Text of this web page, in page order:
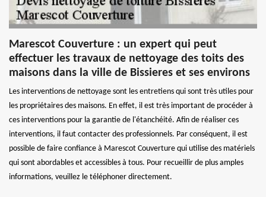
Marescot Couverture : un expert qui peut
effectuer les travaux de nettoyage des toits des
maisons dans la ville de Bissieres et ses environs
Les interventions de nettoyage sont les entretiens qui sont très utiles pour
les propriétaires des maisons. En effet, il est très important de procéder à
ces interventions pour la garantie de l'étanchéité. Afin de réaliser ces
interventions, il faut contacter des professionnels. Par conséquent, il est
possible de faire confiance à Marescot Couverture qui utilise des matériels
qui sont abordables et accessibles à tous. Pour recueillir de plus amples
informations, veuillez le téléphoner directement.